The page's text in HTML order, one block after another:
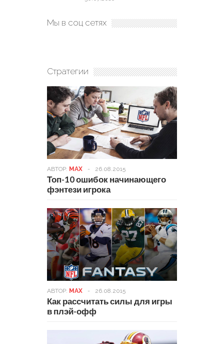
Мы в соц сетях
Стратегии
АВТОР: MAX - 26.08.2015
Топ-10 ошибок начинающего
фэнтези игрока
АВТОР: MAX - 26.08.2015
Как рассчитать силы для игры
в плэй-офф